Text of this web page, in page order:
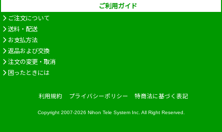
ご利用ガイド
ご注文について
送料・配送
お支払方法
返品および交換
注文の変更・取消
困ったときには
利用規約 プライバシーポリシー 特商法に基づく表記
Copyright 2007-2026 Nihon Tele System Inc. All Right Reserved.